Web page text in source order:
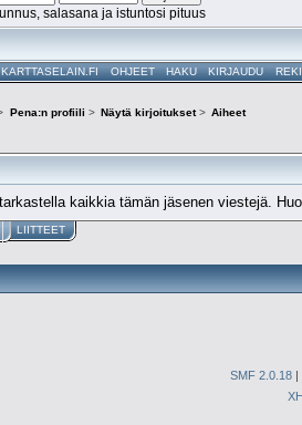
salasana ja istuntosi pituus
OHJEET HAKU KIRJAUDU
Pena:n profiili > Näytä kirjoitukset> Aiheet
kaikkia tämän jäsenen viestejä.
LIITTEET
SMF 2.0.18 |